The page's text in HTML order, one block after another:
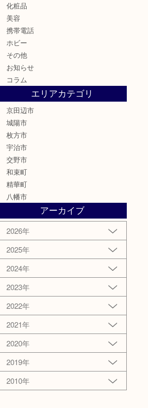
化粧品
美容
携帯電話
ホビー
その他
お知らせ
コラム
エリアカテゴリ
京田辺市
城陽市
枚方市
宇治市
交野市
和束町
精華町
八幡市
アーカイブ
2026年
2025年
2024年
2023年
2022年
2021年
2020年
2019年
2010年